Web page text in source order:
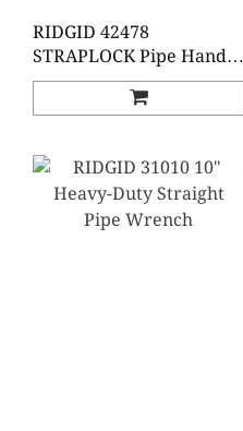
RIDGID 42478
STRAPLOCK Pipe Handle
(NEW)